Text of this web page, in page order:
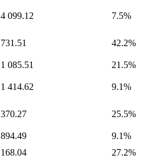
4 099.12 7.5%
731.51 42.2%
1 085.51 21.5%
1 414.62 9.1%
370.27 25.5%
894.49
9.1%
168.04 27.2%